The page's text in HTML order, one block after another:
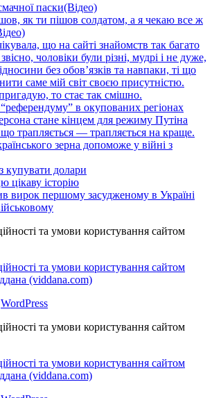
паски(Відео)
як ти пішов солдатом, а я чекаю все ж
що на сайті знайомств так багато
чоловіки були різні, мудрі і не дуже,
без обов’язків та навпаки, ті що
саме мій світ своєю присутністю.
то стає так смішно.
в окупованих регіонах
стане кінцем для режиму Путіна
трапляється — трапляється на краще.
зерна допоможе у війні з
купувати долари
цікаву історію
вирок першому засудженому в Україні
та умови користування сайтом
та умови користування сайтом
(viddana.com)
WordPress
та умови користування сайтом
та умови користування сайтом
(viddana.com)